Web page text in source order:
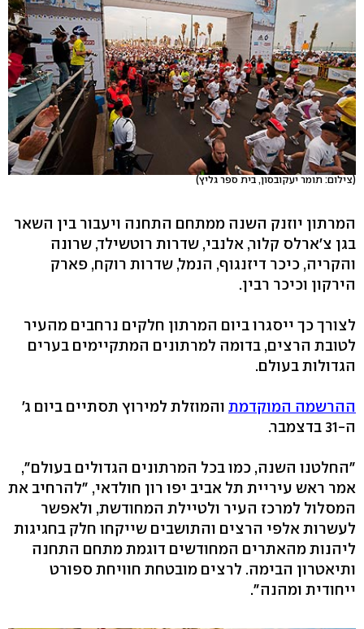
(צילום: תומר יעקובסון, בית ספר גליץ)
המרתון יוזנק השנה ממתחם התחנה ויעבור בין השאר
בגן צ'ארלס קלור, אלנבי, שדרות רוטשילד, שרונה
והקריה, כיכר דיזנגוף, הנמל, שדרות רוקח, פארק
הירקון וכיכר רבין.
לצורך כך ייסגרו ביום המרתון חלקים נרחבים מהעיר
לטובת הרצים, בדומה למרתונים המתקיימים בערים
הגדולות בעולם.
ההרשמה המוקדמת והמוזלת למירוץ תסתיים ביום ג'
ה-31 בדצמבר.
"החלטנו השנה, כמו בכל המרתונים הגדולים בעולם",
אמר ראש עיריית תל אביב יפו רון חולדאי, "להרחיב את
המסלול למרכז העיר ולטיילת המחודשת, ולאפשר
לעשרות אלפי הרצים והתושבים שייקחו חלק בחגיגות
ליהנות מהאתרים המחודשים דוגמת מתחם התחנה
ותיאטרון הבימה. לרצים מובטחת חוויחת ספורט
ייחודית ומהנה".